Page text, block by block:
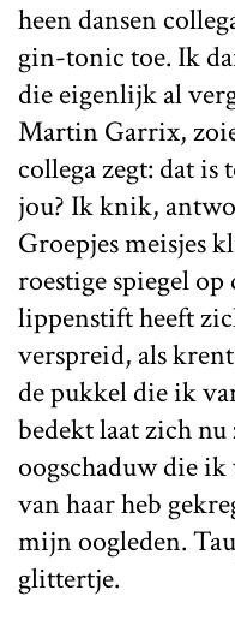
heen dansen
gin-tonic toe. Ik
die eigenlijk al
Martin Garrix,
collega zegt: dat
jou? Ik knik,
Groepjes meisjes
roestige spiegel
lippenstift heeft
verspreid, als
de pukkel die ik
bedekt laat zich
oogschaduw die
van haar heb
mijn oogleden.
glittertje.